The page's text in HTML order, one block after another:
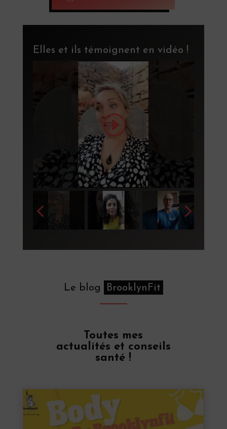
Elles et ils témoignent en vidéo !
Le blog BrooklynFit
Toutes mes
actualités et conseils
santé !